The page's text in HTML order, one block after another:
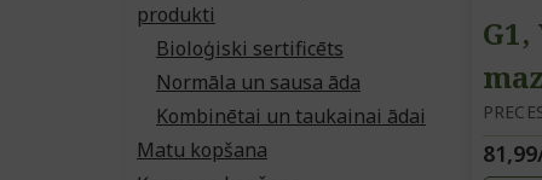
produkti
Bioloģiski sertificēts
Normāla un sausa āda
Kombinētai un taukainai ādai
Matu kopšana
G1,